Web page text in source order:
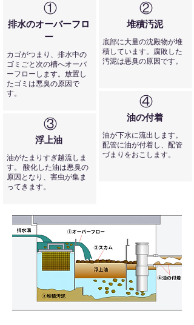
​①
排水のオーバーフロ
ー
カゴがつまり、排水中の
ゴミごと次の槽へオーバ
ーフローします。放置し
たゴミは悪臭の原因で
す。
​③
浮上油
油がたまりすぎ越流しま
す。 酸化した油は悪臭の
原因となり、害虫が集ま
ってきます。
​②
堆積汚泥
底部に大量の沈殿物が堆
積しています。腐敗した
汚泥は悪臭の原因です。
④
油の付着
油が下水に流出します。
配管に油が付着し、配管
づまりをおこします。